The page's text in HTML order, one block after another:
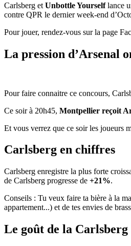
Carlsberg et Unbottle Yourselflance
contre QPR le dernier week-end
Pour jouer, rendez-vous sur la page
La pression d’Arsenal
Pour faire connaitre ce concours,
Ce soir à 20h45, Montpellier reçoit
Et vous verrez que ce soir les joueurs
Carlsberg en chiffres
Carlsberg enregistre la plus forte
de Carlsberg progresse de +21%.
Conseils : Tu veux faire ta bière à la
appartement...) et de tes envies de
Le goût de la Carlsberg